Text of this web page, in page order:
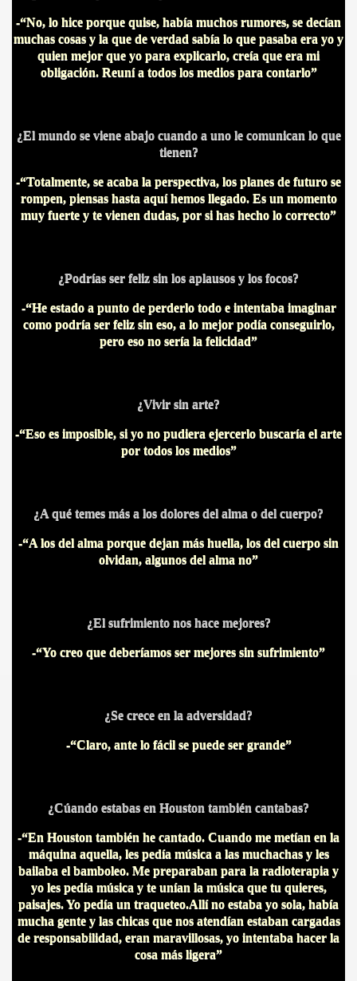
-“No, lo hice porque quise, había muchos rumores, se decían
muchas cosas y la que de verdad sabía lo que pasaba era yo y
quien mejor que yo para explicarlo, creía que era mi
obligación. Reuní a todos los medios para contarlo”
¿El mundo se viene abajo cuando a uno le comunican lo que
tienen?
-“Totalmente, se acaba la perspectiva, los planes de futuro se
rompen, piensas hasta aquí hemos llegado. Es un momento
muy fuerte y te vienen dudas, por si has hecho lo correcto”
¿Podrías ser feliz sin los aplausos y los focos?
-“He estado a punto de perderlo todo e intentaba imaginar
como podría ser feliz sin eso, a lo mejor podía conseguirlo,
pero eso no sería la felicidad”
¿Vivir sin arte?
-“Eso es imposible, si yo no pudiera ejercerlo buscaría el arte
por todos los medios”
¿A qué temes más a los dolores del alma o del cuerpo?
-“A los del alma porque dejan más huella, los del cuerpo sin
olvidan, algunos del alma no”
¿El sufrimiento nos hace mejores?
-“Yo creo que deberíamos ser mejores sin sufrimiento”
¿Se crece en la adversidad?
-“Claro, ante lo fácil se puede ser grande”
¿Cúando estabas en Houston también cantabas?
-“En Houston también he cantado. Cuando me metían en la
máquina aquella, les pedía música a las muchachas y les
bailaba el bamboleo. Me preparaban para la radioterapia y
yo les pedía música y te unían la música que tu quieres,
paisajes. Yo pedía un traqueteo.Allí no estaba yo sola, había
mucha gente y las chicas que nos atendían estaban cargadas
de responsabilidad, eran maravillosas, yo intentaba hacer la
cosa más ligera”
GRANDE